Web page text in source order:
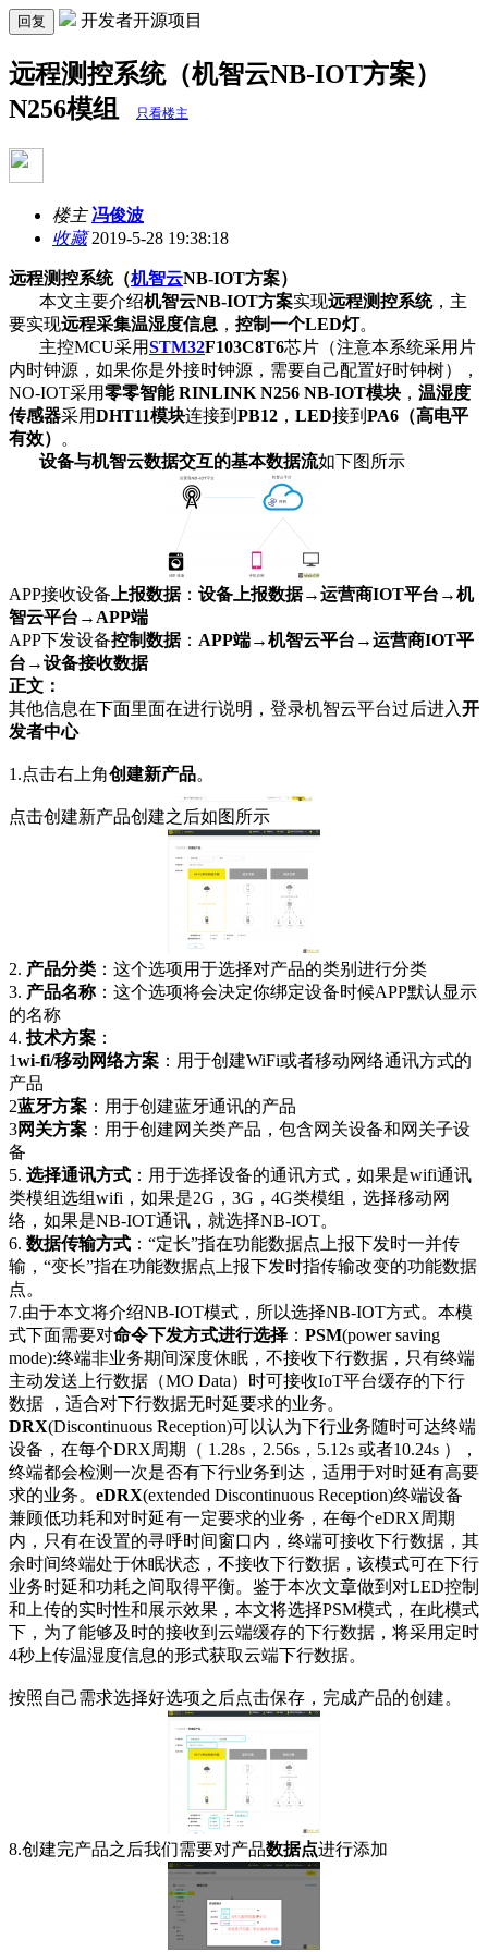
回复 开发者开源项目
远程测控系统（机智云NB-IOT方案）
N256模组
只看楼主
楼主 冯俊波
收藏2019-5-28 19:38:18
远程测控系统（机智云NB-IOT方案）
本文主要介绍机智云NB-IOT方案实现远程测控系统，主
要实现远程采集温湿度信息 ， 控制一个LED灯。
主控MCU采用STM32F103C8T6芯片（注意本系统采用片
内时钟源，如果你是外接时钟源，需要自己配置好时钟树），
NO-IOT采用零零智能 RINLINK N256 NB-IOT模块 ， 温湿度
传感器采用DHT11模块连接到 PB12 ， LED接到 PA6（高电平
有效）
。
设备与机智云数据交互的基本数据流如下图所示
APP接收设备 上报数据： 设备上报数据→运营商IOT平台→机
智云平台→APP端
APP下发设备控制数据： APP端→机智云平台→运营商IOT平
台→设备接收数据
正文：
其他信息在下面里面在进行说明，登录机智云平台过后进入开
发者中心
1.点击右上角创建新产品。
点击创建新产品创建之后如图所示
2. 产品分类 ：这个选项用于选择对产品的类别进行分类
3. 产品名称：这个选项将会决定你绑定设备时候APP默认显示
的名称
4. 技术方案 ：
1wi-fi/移动网络方案 ：用于创建WiFi或者移动网络通讯方式的
产品
2蓝牙方案 ：用于创建蓝牙通讯的产品
3网关方案 ：用于创建网关类产品，包含网关设备和网关子设
备
5. 选择通讯方式 ：用于选择设备的通讯方式，如果是wifi通讯
类模组选组wifi，如果是2G，3G，4G类模组，选择移动网
络，如果是NB-IOT通讯，就选择NB-IOT。
6. 数据传输方式 ：“定长”指在功能数据点上报下发时一并传
输，“变长”指在功能数据点上报下发时指传输改变的功能数据
点。
7.由于本文将介绍NB-IOT模式，所以选择NB-IOT方式。本模
式下面需要对命令下发方式进行选择 ： PSM(power saving
mode):终端非业务期间深度休眠，不接收下行数据，只有终端
主动发送上行数据（MO Data）时可接收IoT平台缓存的下行
数据 ，适合对下行数据无时延要求的业务。
DRX(Discontinuous Reception)可以认为下行业务随时可达终端
设备，在每个DRX周期（ 1.28s，2.56s，5.12s 或者10.24s ），
终端都会检测一次是否有下行业务到达，适用于对时延有高要
求的业务。 eDRX(extended Discontinuous Reception)终端设备
兼顾低功耗和对时延有一定要求的业务，在每个eDRX周期
内，只有在设置的寻呼时间窗口内，终端可接收下行数据，其
余时间终端处于休眠状态，不接收下行数据，该模式可在下行
业务时延和功耗之间取得平衡。鉴于本次文章做到对LED控制
和上传的实时性和展示效果，本文将选择PSM模式，在此模式
下，为了能够及时的接收到云端缓存的下行数据，将采用定时
4秒上传温湿度信息的形式获取云端下行数据。
按照自己需求选择好选项之后点击保存，完成产品的创建。
8.创建完产品之后我们需要对产品数据点进行添加